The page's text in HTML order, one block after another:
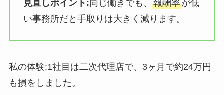
見直しポイント: 同じ働きでも、 報酬率が低
い事務所だと手取りは大きく減ります。
私の体験:1社目は二次代理店で、3ヶ月で約24万円
も損をしました。